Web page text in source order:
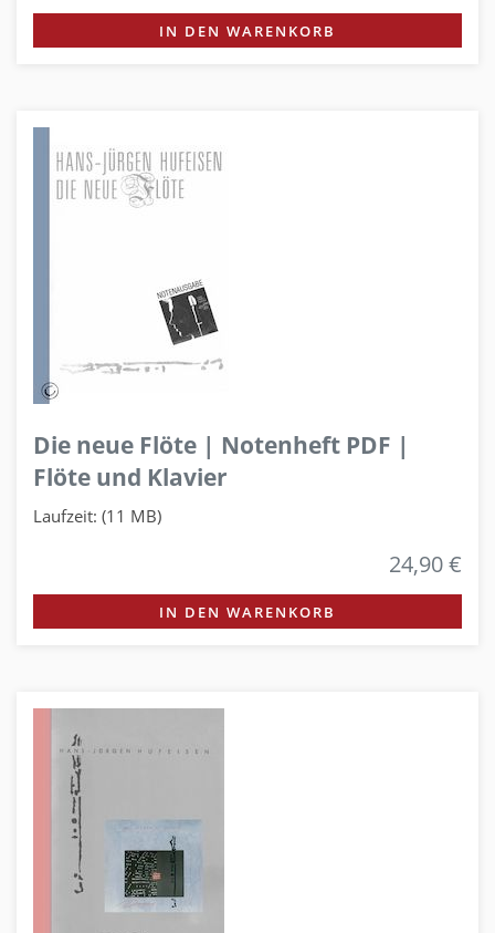
IN DEN WARENKORB
Die neue Flöte | Notenheft PDF |
Flöte und Klavier
Laufzeit: (11 MB)
24,90 €
IN DEN WARENKORB